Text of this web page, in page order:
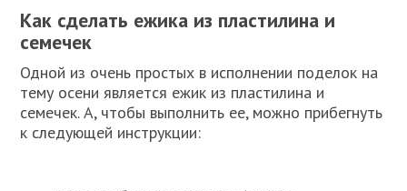
Как сделать ежика из пластилина и
семечек
Одной из очень простых в исполнении поделок на
тему осени является ежик из пластилина и
семечек. А, чтобы выполнить ее, можно прибегнуть
к следующей инструкции: